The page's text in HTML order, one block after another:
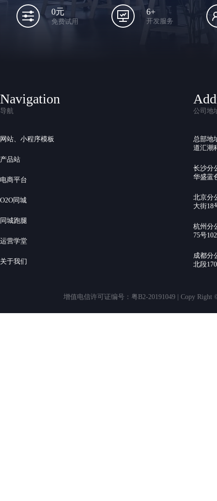
0元
免费试用
6+
开发服务
Navigation
导航
网站、小程序模板
产品站
电商平台
O2O同城
同城跑腿
运营学堂
关于我们
公司地
总部地
道汇潮
长沙分
华盛蓝
北京分
大街18
杭州分
75号
成都分
北段
增值电信许可证编号：粤B2-20191049 | Copy